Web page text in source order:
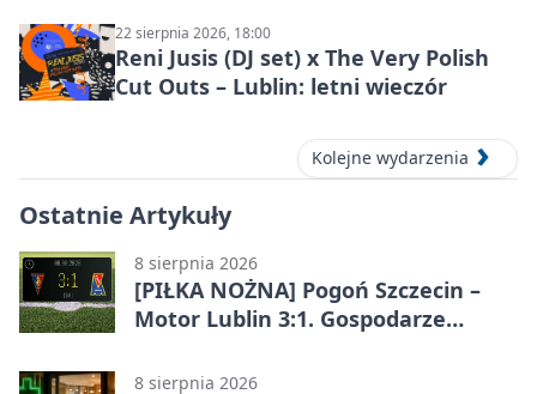
22 sierpnia 2026, 18:00
Reni Jusis (DJ set) x The Very Polish
Cut Outs – Lublin: letni wieczór
Kolejne wydarzenia
Ostatnie Artykuły
8 sierpnia 2026
[PIŁKA NOŻNA] Pogoń Szczecin –
Motor Lublin 3:1. Gospodarze
Ekstraklasy
8 sierpnia 2026